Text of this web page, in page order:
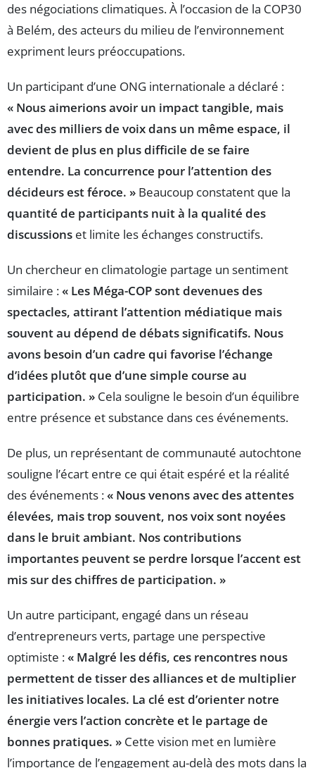
des négociations climatiques. À l’occasion de la COP30
à Belém, des acteurs du milieu de l’environnement
expriment leurs préoccupations.
Un participant d’une ONG internationale a déclaré :
« Nous aimerions avoir un impact tangible, mais
avec des milliers de voix dans un même espace, il
devient de plus en plus difficile de se faire
entendre. La concurrence pour l’attention des
décideurs est féroce. » Beaucoup constatent que la
quantité de participants nuit à la qualité des
discussions et limite les échanges constructifs.
Un chercheur en climatologie partage un sentiment
similaire :« Les Méga-COP sont devenues des
spectacles, attirant l’attention médiatique mais
souvent au dépend de débats significatifs. Nous
avons besoin d’un cadre qui favorise l’échange
d’idées plutôt que d’une simple course au
participation. » Cela souligne le besoin d’un équilibre
entre présence et substance dans ces événements.
De plus, un représentant de communauté autochtone
souligne l’écart entre ce qui était espéré et la réalité
des événements :« Nous venons avec des attentes
élevées, mais trop souvent, nos voix sont noyées
dans le bruit ambiant. Nos contributions
importantes peuvent se perdre lorsque l’accent est
mis sur des chiffres de participation. »
Un autre participant, engagé dans un réseau
d’entrepreneurs verts, partage une perspective
optimiste :« Malgré les défis, ces rencontres nous
permettent de tisser des alliances et de multiplier
les initiatives locales. La clé est d’orienter notre
énergie vers l’action concrète et le partage de
bonnes pratiques. » Cette vision met en lumière
l’importance de l’engagement au-delà des mots dans la